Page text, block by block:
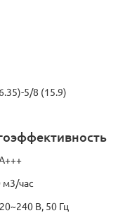
5/8 (15.9)
м3/час
В, 50 Гц